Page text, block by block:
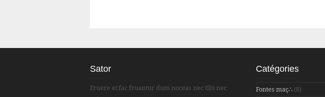
Sator
Fruere et fac fruantur dum noceas nec tibi nec
Catégories
Fontes maç∴ (8)